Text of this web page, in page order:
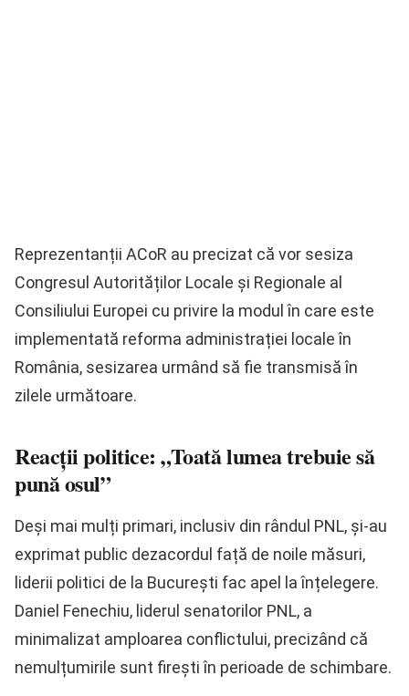
Reprezentanții ACoR au precizat că vor sesiza
Congresul Autorităților Locale și Regionale al
Consiliului Europei cu privire la modul în care este
implementată reforma administrației locale în
România, sesizarea urmând să fie transmisă în
zilele următoare.
Reacții politice: „Toată lumea trebuie să
pună osul”
Deși mai mulți primari, inclusiv din rândul PNL, și-au
exprimat public dezacordul față de noile măsuri,
liderii politici de la București fac apel la înțelegere.
Daniel Fenechiu, liderul senatorilor PNL, a
minimalizat amploarea conflictului, precizând că
nemulțumirile sunt firești în perioade de schimbare.